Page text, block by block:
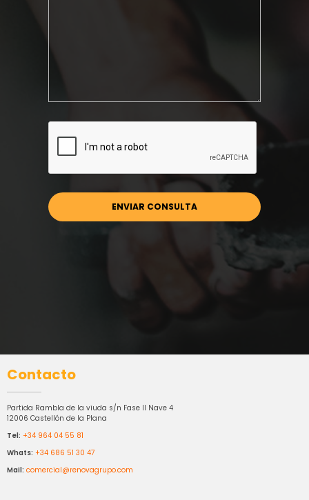
Contacto
Partida Rambla de la viuda s/n Fase II Nave 4
12006 Castellón de la Plana
Tel: +34 964 04 55 81
Whats: +34 686 51 30 47
Mail: comercial@renovagrupo.com